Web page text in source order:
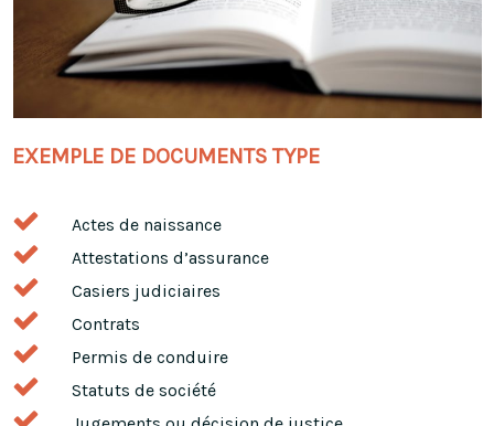
EXEMPLE DE DOCUMENTS TYPE
Actes de naissance
Attestations d’assurance
Casiers judiciaires
Contrats
Permis de conduire
Statuts de société